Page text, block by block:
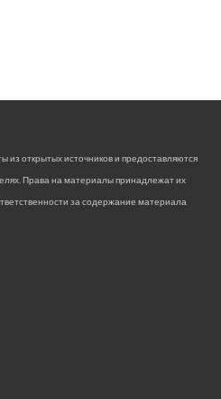
из открытых источников и предоставляются
Права на материалы принадлежат их
за содержание материала